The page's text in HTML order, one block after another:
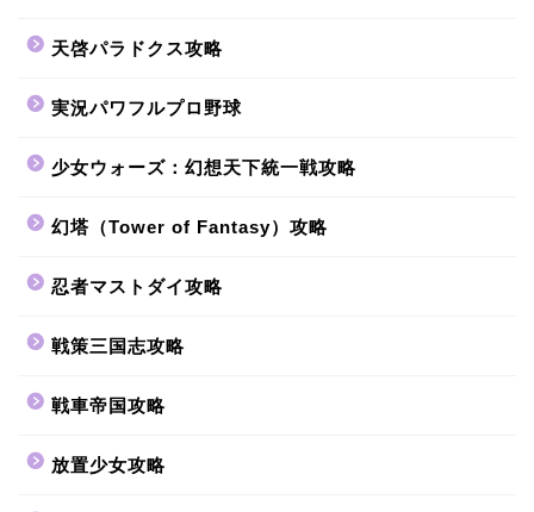
天啓パラドクス攻略
実況パワフルプロ野球
少女ウォーズ：幻想天下統一戦攻略
幻塔（Tower of Fantasy）攻略
忍者マストダイ攻略
戦策三国志攻略
戦車帝国攻略
放置少女攻略